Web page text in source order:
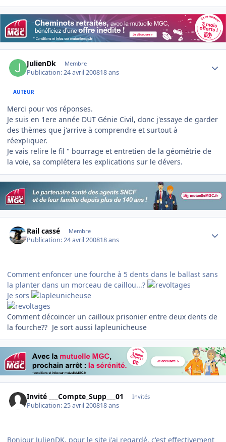
JulienDk Membre
Publication:24 avril 200818 ans
AUTEUR
Merci pour vos réponses.
Je suis en 1ere année DUT Génie Civil, donc j'essaye de garder
des thèmes que j'arrive à comprendre et surtout à
réexpliquer.
Je vais relire le fil " bourrage et entretien de la géométrie de
la voie, sa complétera les explications sur le dévers.
Rail cassé Membre
Publication:24 avril 200818 ans
Comment enfoncer une fourche à 5 dents dans le ballast sans
la planter dans un morceau de caillou...?
Je sors
Comment décoincer un cailloux prisonier entre deux dents de
la fourche?? Je sort aussi lapleunicheuse
Invité ___Compte_Supp___01 Invités
Publication:25 avril 200818 ans
Bonjour JulienDK, pour le site j'ai regardé, c'est effectivement